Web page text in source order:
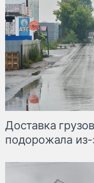
Доставка
подорожала